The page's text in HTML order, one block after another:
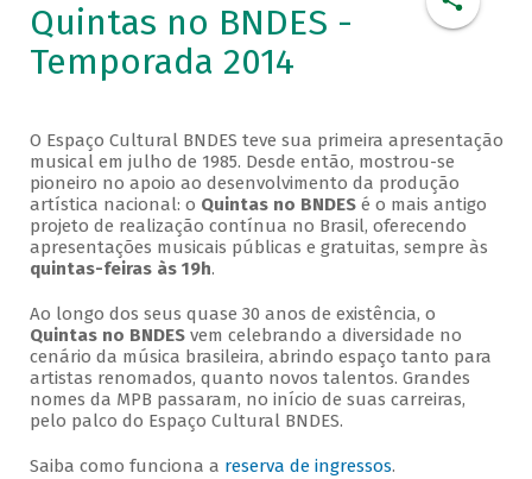
Quintas no BNDES -
Temporada 2014
O Espaço Cultural BNDES teve sua primeira apresentação
musical em julho de 1985. Desde então, mostrou-se
pioneiro no apoio ao desenvolvimento da produção
artística nacional: o Quintas no BNDESé o mais antigo
projeto de realização contínua no Brasil, oferecendo
apresentações musicais públicas e gratuitas, sempre às
quintas-feiras às 19h.
Ao longo dos seus quase 30 anos de existência, o
Quintas no BNDESvem celebrando a diversidade no
cenário da música brasileira, abrindo espaço tanto para
artistas renomados, quanto novos talentos. Grandes
nomes da MPB passaram, no início de suas carreiras,
pelo palco do Espaço Cultural BNDES.
Saiba como funciona a reserva de ingressos.